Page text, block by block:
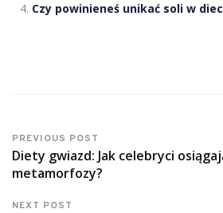
Czy powinieneś unikać soli w
PREVIOUS POST
Diety gwiazd: Jak celebryci
metamorfozy?
NEXT POST